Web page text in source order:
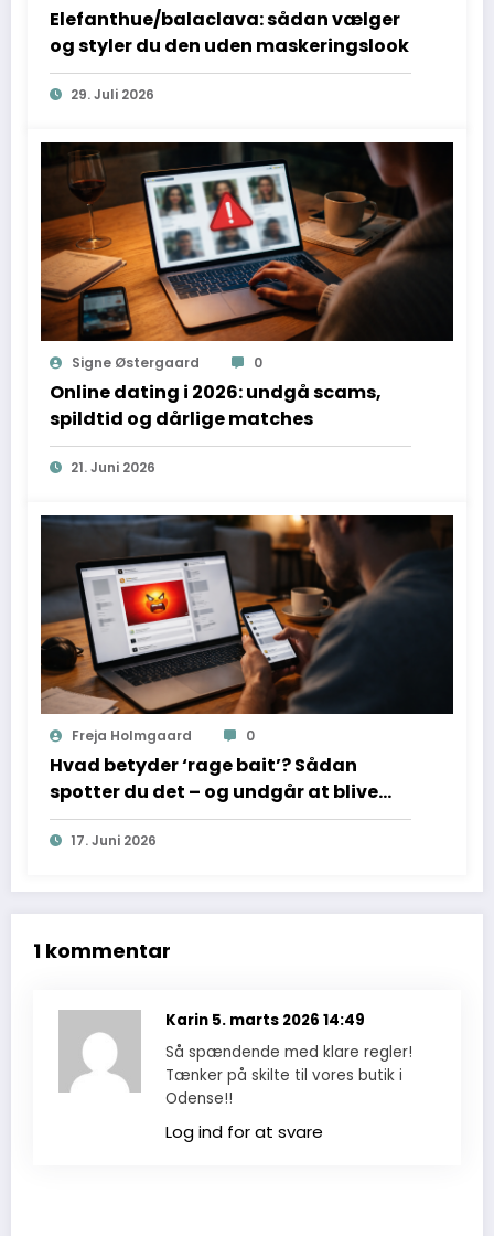
Elefanthue/balaclava: sådan vælger
og styler du den uden maskeringslook
29. Juli 2026
Signe Østergaard 0
Online dating i 2026: undgå scams,
spildtid og dårlige matches
21. Juni 2026
Freja Holmgaard 0
Hvad betyder ‘rage bait’? Sådan
spotter du det – og undgår at blive
suget ind
17. Juni 2026
1 kommentar
Karin 5. marts 2026 14:49
Så spændende med klare regler!
Tænker på skilte til vores butik i
Odense!!
Log ind for at svare